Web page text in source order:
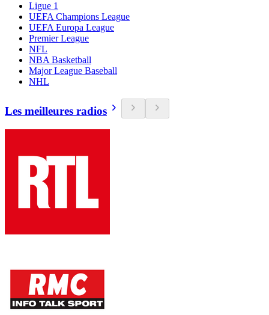
Ligue 1
UEFA Champions League
UEFA Europa League
Premier League
NFL
NBA Basketball
Major League Baseball
NHL
Les meilleures radios